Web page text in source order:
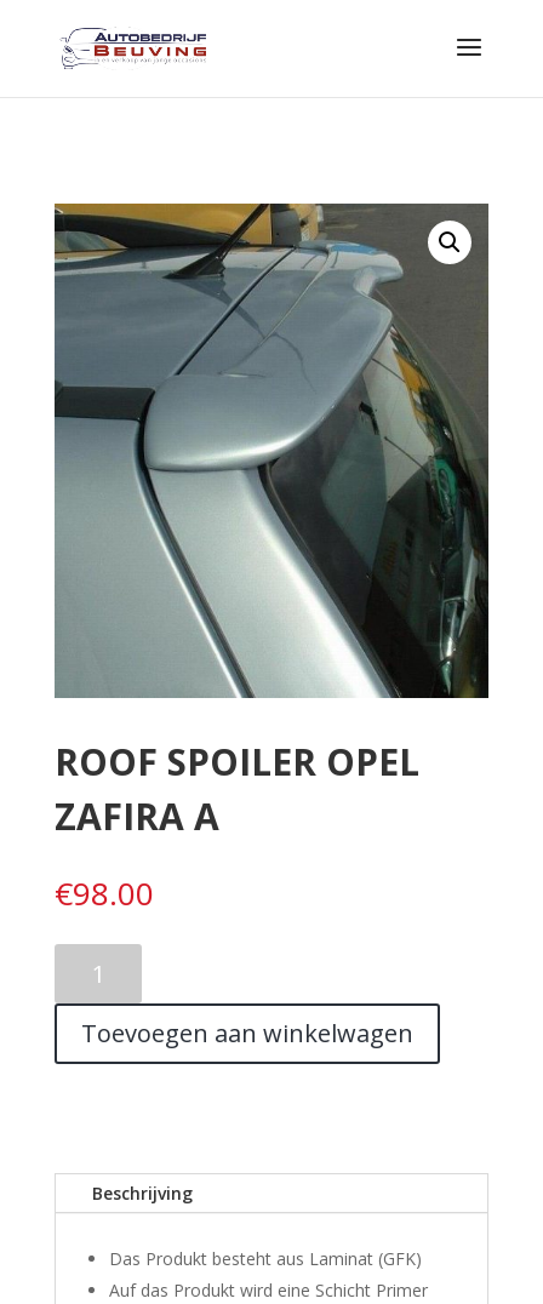
ROOF SPOILER OPEL
ZAFIRA A
€98.00
SPOILER
OPEL
ZAFIRA
A
Toevoegen aan winkelwagen
Beschrijving
Das Produkt besteht aus Laminat (GFK)
Auf das Produkt wird eine Schicht Primer